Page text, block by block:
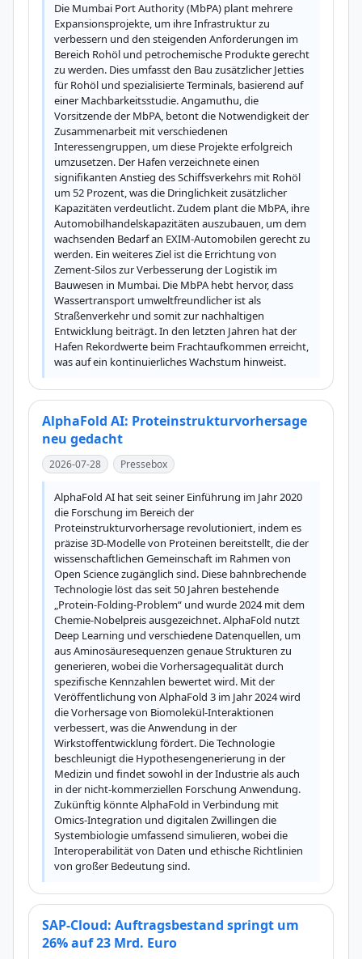
Die Mumbai Port Authority (MbPA) plant mehrere
Expansionsprojekte, um ihre Infrastruktur zu
verbessern und den steigenden Anforderungen im
Bereich Rohöl und petrochemische Produkte gerecht
zu werden. Dies umfasst den Bau zusätzlicher Jetties
für Rohöl und spezialisierte Terminals, basierend auf
einer Machbarkeitsstudie. Angamuthu, die
Vorsitzende der MbPA, betont die Notwendigkeit der
Zusammenarbeit mit verschiedenen
Interessengruppen, um diese Projekte erfolgreich
umzusetzen. Der Hafen verzeichnete einen
signifikanten Anstieg des Schiffsverkehrs mit Rohöl
um 52 Prozent, was die Dringlichkeit zusätzlicher
Kapazitäten verdeutlicht. Zudem plant die MbPA, ihre
Automobilhandelskapazitäten auszubauen, um dem
wachsenden Bedarf an EXIM-Automobilen gerecht zu
werden. Ein weiteres Ziel ist die Errichtung von
Zement-Silos zur Verbesserung der Logistik im
Bauwesen in Mumbai. Die MbPA hebt hervor, dass
Wassertransport umweltfreundlicher ist als
Straßenverkehr und somit zur nachhaltigen
Entwicklung beiträgt. In den letzten Jahren hat der
Hafen Rekordwerte beim Frachtaufkommen erreicht,
was auf ein kontinuierliches Wachstum hinweist.
AlphaFold AI: Proteinstrukturvorhersage
neu gedacht
2026-07-28 Pressebox
AlphaFold AI hat seit seiner Einführung im Jahr 2020
die Forschung im Bereich der
Proteinstrukturvorhersage revolutioniert, indem es
präzise 3D-Modelle von Proteinen bereitstellt, die der
wissenschaftlichen Gemeinschaft im Rahmen von
Open Science zugänglich sind. Diese bahnbrechende
Technologie löst das seit 50 Jahren bestehende
„Protein-Folding-Problem“ und wurde 2024 mit dem
Chemie-Nobelpreis ausgezeichnet. AlphaFold nutzt
Deep Learning und verschiedene Datenquellen, um
aus Aminosäuresequenzen genaue Strukturen zu
generieren, wobei die Vorhersagequalität durch
spezifische Kennzahlen bewertet wird. Mit der
Veröffentlichung von AlphaFold 3 im Jahr 2024 wird
die Vorhersage von Biomolekül-Interaktionen
verbessert, was die Anwendung in der
Wirkstoffentwicklung fördert. Die Technologie
beschleunigt die Hypothesengenerierung in der
Medizin und findet sowohl in der Industrie als auch
in der nicht-kommerziellen Forschung Anwendung.
Zukünftig könnte AlphaFold in Verbindung mit
Omics-Integration und digitalen Zwillingen die
Systembiologie umfassend simulieren, wobei die
Interoperabilität von Daten und ethische Richtlinien
von großer Bedeutung sind.
SAP-Cloud: Auftragsbestand springt um
26% auf 23 Mrd. Euro